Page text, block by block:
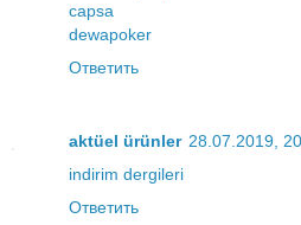
capsa
dewapoker
Ответить
aktüel ürünler 28.07.2019,
indirim dergileri
Ответить